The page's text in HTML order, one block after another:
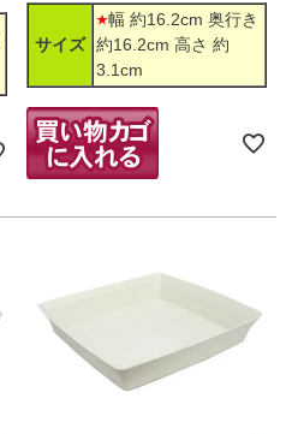
サイズ
幅 約16.2cm 奥行き
約16.2cm 高さ 約
3.1cm